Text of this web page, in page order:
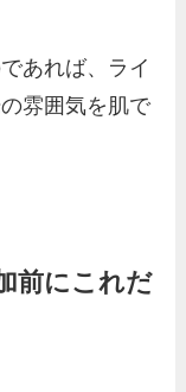
あれば、ライ
雰囲気を肌で
前にこれだ